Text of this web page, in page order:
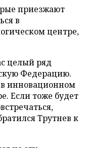
приезжают
в
центре,
целый ряд
Федерацию.
инновационном
Если тоже будет
Трутнев к